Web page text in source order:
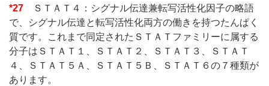
*27 ＳＴＡＴ４：シグナル伝達兼転写活性化因子の略語
で、シグナル伝達と転写活性化両方の働きを持つたんぱく
質です。これまで同定されたＳＴＡＴファミリーに属する
分子はＳＴＡＴ１、ＳＴＡＴ２、ＳＴＡＴ３、ＳＴＡＴ
４、ＳＴＡＴ５Ａ、ＳＴＡＴ５Ｂ、ＳＴＡＴ６の７種類が
あります。